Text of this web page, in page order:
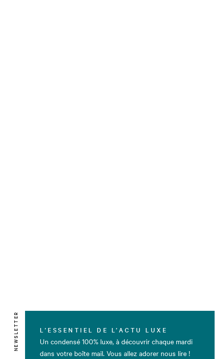
NEWSLETTER L’ESSENTIEL DE L’ACTU LUXE
Un condensé 100% luxe, à découvrir chaque mardi
dans votre boîte mail. Vous allez adorer nous lire !